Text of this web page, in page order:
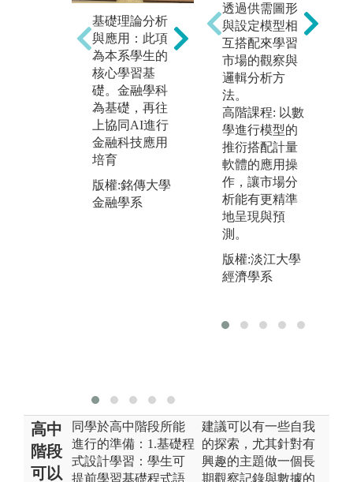
基礎理論分析
與應用：此項
為本系學生的
核心學習基
礎。金融學科
為基礎，再往
上協同AI進行
金融科技應用
培育
版權:銘傳大學
金融學系
程式語言、金
融計量程式與
金融科技程式
訓練：大學四
年安排具次序
性之R與Phytho
n程式語言課
程。於中高年
級，尚融入具
人工智慧之金
融科技程式學
習。
金融科技程式
系統
金融學系
透過供需圖形
與設定模型相
互搭配來學習
市場的觀察與
邏輯分析方
法。
高階課程: 以數
學進行模型的
推衍搭配計量
軟體的應用操
作，讓市場分
析能有更精準
地呈現與預
測。
版權:淡江大學
經濟學系
高中
階段
可以
同學於高中階段所能
進行的準備：1.基礎程
式設計學習：學生可
提前學習基礎程式語
建議可以有一些自我
的探索，尤其針對有
興趣的主題做一個長
期觀察記錄與數據的